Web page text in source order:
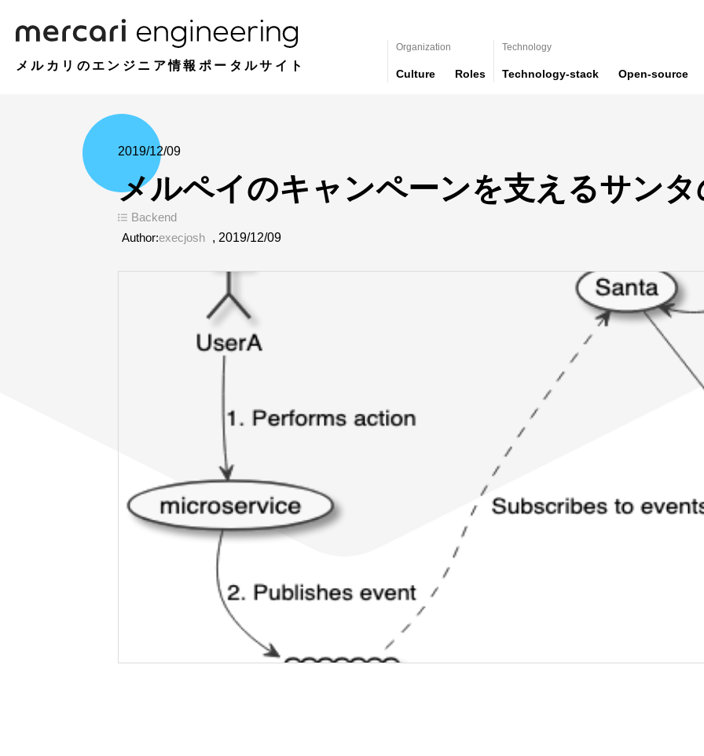
メルカリのエンジニア情報ポータルサイト
Organization
Culture Roles
Technology
Technology-stack Open-source
2019/12/09
メルペイのキャンペーンを支えるサンタ
Backend
Author:execjosh , 2019/12/09